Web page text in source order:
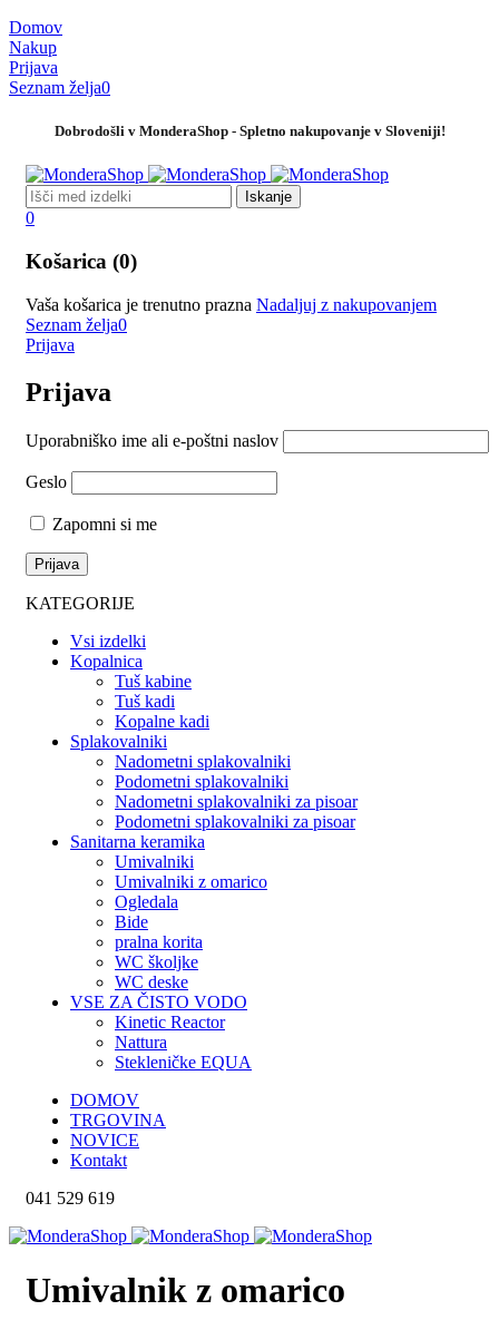
Domov
Nakup
Prijava
Seznam želja0
Dobrodošli v MonderaShop - Spletno nakupovanje v Sloveniji!
0
Košarica (0)
Vaša košarica je trenutno prazna Nadaljuj z nakupovanjem
Seznam želja0
Prijava
Prijava
Uporabniško ime ali e-poštni naslov
Geslo
Zapomni si me
KATEGORIJE
Vsi izdelki
Kopalnica
Tuš kabine
Tuš kadi
Kopalne kadi
Splakovalniki
Nadometni splakovalniki
Podometni splakovalniki
Nadometni splakovalniki za pisoar
Podometni splakovalniki za pisoar
Sanitarna keramika
Umivalniki
Umivalniki z omarico
Ogledala
Bide
pralna korita
WC školjke
WC deske
VSE ZA ČISTO VODO
Kinetic Reactor
Nattura
Stekleničke EQUA
DOMOV
TRGOVINA
NOVICE
Kontakt
041 529 619
Umivalnik z omarico